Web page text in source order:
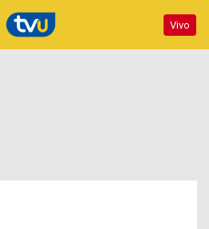
Vivo